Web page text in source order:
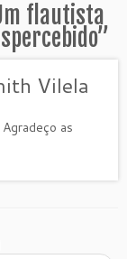
flautista
”
Vilela
as